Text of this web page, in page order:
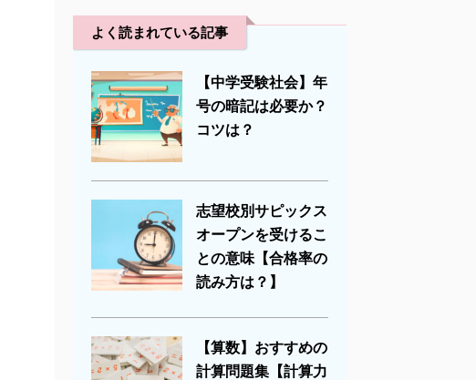
よく読まれている記事
【中学受験社会】年
号の暗記は必要か？
コツは？
志望校別サピックス
オープンを受けるこ
との意味【合格率の
読み方は？】
【算数】おすすめの
計算問題集【計算力